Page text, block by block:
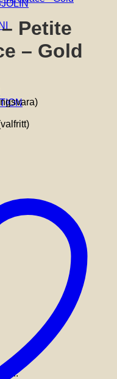
Petite
– Gold